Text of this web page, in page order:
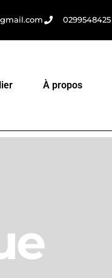
0299548425
À propos